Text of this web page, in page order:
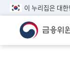
이 누리집은 대